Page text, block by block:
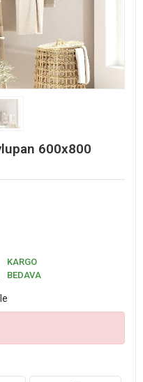
600x800
KARGO
BEDAVA